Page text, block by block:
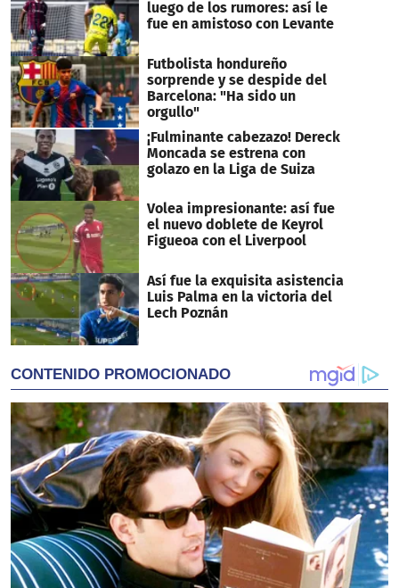
luego de los rumores: así le
fue en amistoso con Levante
Futbolista hondureño
sorprende y se despide del
Barcelona: "Ha sido un
orgullo"
¡Fulminante cabezazo! Dereck
Moncada se estrena con
golazo en la Liga de Suiza
Volea impresionante: así fue
el nuevo doblete de Keyrol
Figueoa con el Liverpool
Así fue la exquisita asistencia
Luis Palma en la victoria del
Lech Poznán